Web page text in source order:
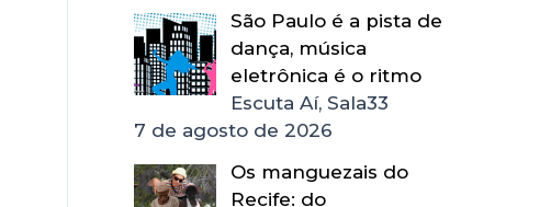
São Paulo é a pista de
dança, música
eletrônica é o ritmo
Escuta Aí, Sala33
7 de agosto de 2026
Os manguezais do
Recife: do